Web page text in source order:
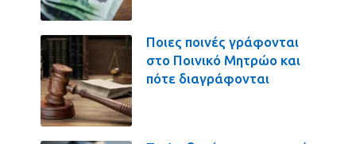
Ποιες ποινές γράφονται
στο Ποινικό Μητρώο και
πότε διαγράφονται